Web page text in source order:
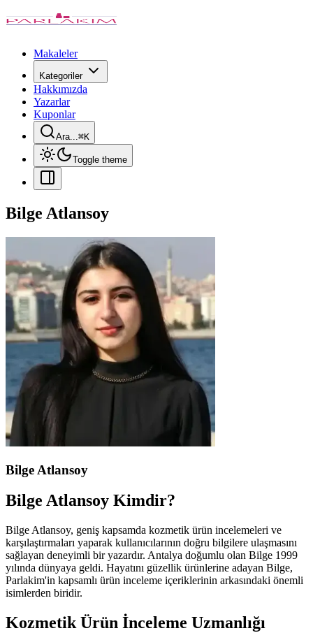
Makaleler
Kategoriler
Hakkımızda
Yazarlar
Kuponlar
Ara...⌘K
Toggle theme
Bilge Atlansoy
Bilge Atlansoy
Bilge Atlansoy Kimdir?
Bilge Atlansoy, geniş kapsamda kozmetik ürün incelemeleri ve
karşılaştırmaları yaparak kullanıcılarının doğru bilgilere ulaşmasını
sağlayan deneyimli bir yazardır. Antalya doğumlu olan Bilge 1999
yılında dünyaya geldi. Hayatını güzellik ürünlerine adayan Bilge,
Parlakim'in kapsamlı ürün inceleme içeriklerinin arkasındaki önemli
isimlerden biridir.
Kozmetik Ürün İnceleme Uzmanlığı